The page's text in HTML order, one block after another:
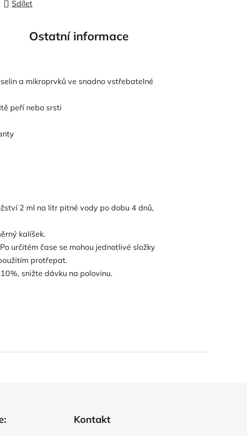
Sdílet
Ostatní informace
a mikroprvků ve snadno vstřebatelné
peří nebo srsti
2 ml na litr pitné vody po dobu 4 dnů,
kalíšek.
určitém čase se mohou jednotlivé složky
protřepat.
snižte dávku na polovinu.
Kontakt